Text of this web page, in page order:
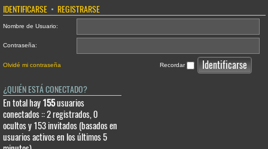
IDENTIFICARSE • REGISTRARSE
Nombre de Usuario:
Contraseña:
Olvidé mi contraseña Recordar
¿QUIÉN ESTÁ CONECTADO?
En total hay 155usuarios
conectados :: 2 registrados, 0
ocultos y 153 invitados (basados en
usuarios activos en los últimos 5